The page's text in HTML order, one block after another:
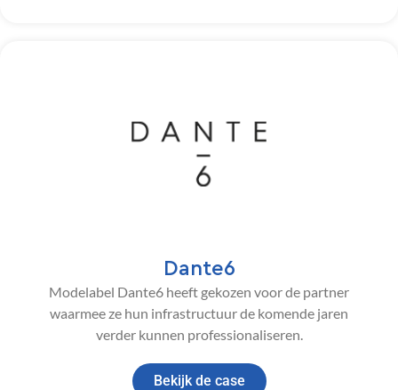
Dante6
Modelabel Dante6 heeft gekozen voor de partner
waarmee ze hun infrastructuur de komende jaren
verder kunnen professionaliseren.
Bekijk de case